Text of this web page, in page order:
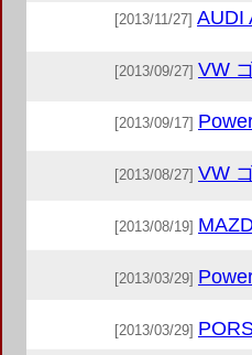
[2013/11/27] AUDI
[2013/09/27] VW
[2013/09/17]
[2013/08/27] VW
[2013/08/19]
[2013/03/29]
[2013/03/29]